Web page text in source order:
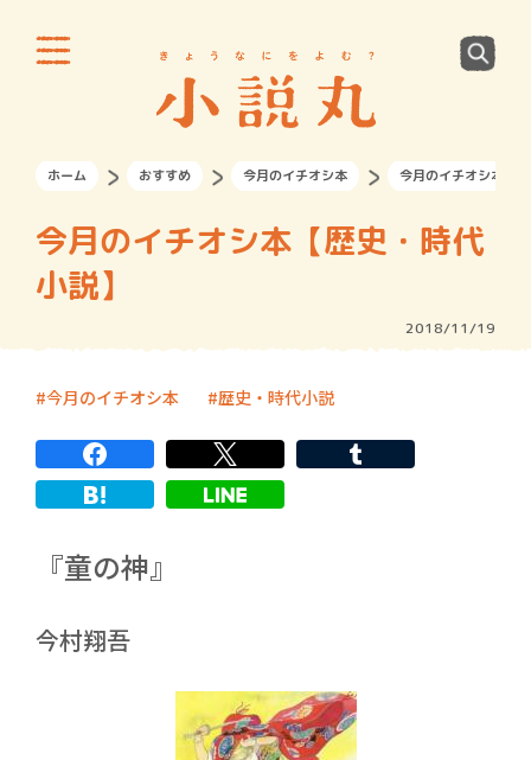
ホーム おすすめ 今月のイチオシ本 今月のイチオシ本【
今月のイチオシ本【歴史・時代
小説】
2018/11/19
今月のイチオシ本 歴史・時代小説
『童の神』
今村翔吾